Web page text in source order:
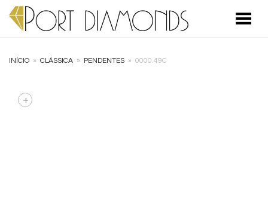
Toggle Menu
INÍCIO » CLÁSSICA » PENDENTES » 0000.49C